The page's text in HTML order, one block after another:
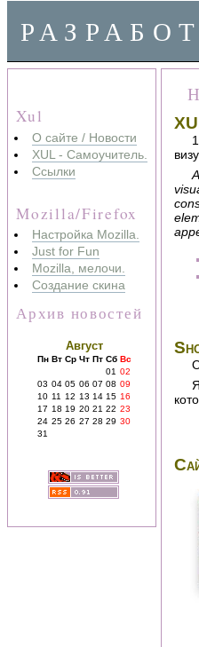
Xul
О сайте / Новости
XUL - Самоучитель.
Ссылки
Mozilla/Firefox
Настройка Mozilla.
Just for Fun
Mozilla, мелочи.
Создание скина
Архив новостей
Август
Пн Вт Ср Чт Пт Сб Вс
01 02
03 04 05 06 07 08 09
10 11 12 13 14 15 16
17 18 19 20 21 22 23
24 25 26 27 28 29 30
31